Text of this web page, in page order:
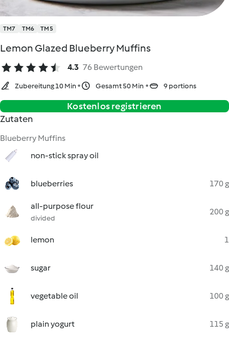
TM7 TM6 TM5
Lemon Glazed Blueberry Muffins
4.3 76 Bewertungen
Zubereitung 10 Min Gesamt 50 Min 9 portions
Kostenlos registrieren
Zutaten
Blueberry Muffins
non-stick spray oil
blueberries 170 g
all-purpose flour
divided
200 g
lemon 1
sugar 140 g
vegetable oil 100 g
plain yogurt 115 g